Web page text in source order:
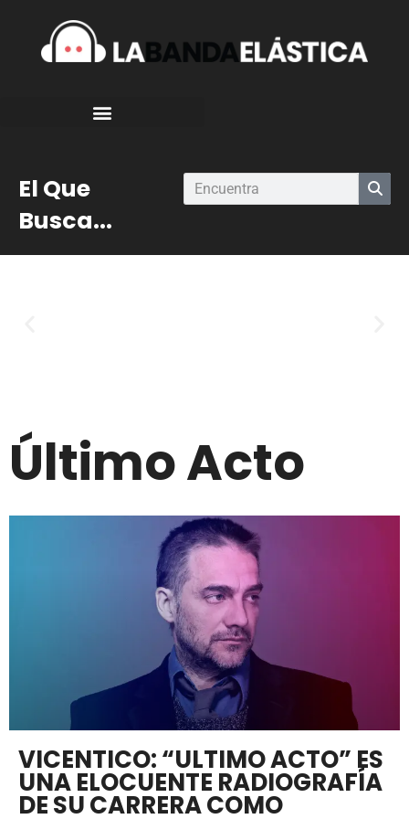
El Que
Busca...
Último Acto
VICENTICO: “ULTIMO ACTO” ES
UNA ELOCUENTE RADIOGRAFÍA
DE SU CARRERA COMO